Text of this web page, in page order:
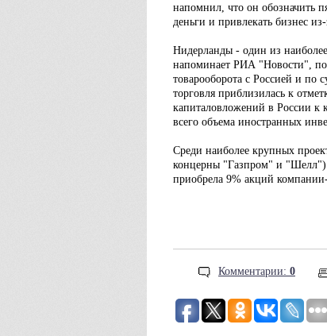
напомнил, что он обозначить
деньги и привлекать бизнес
Нидерланды - один из
напоминает РИА "Новости", по
товарооборота с Россией и по
торговля приблизилась к
капиталовложений в России к
всего объема иностранных
Среди наиболее крупных
концерны "Газпром" и "Шелл")
приобрела 9% акций
Комментарии: 0